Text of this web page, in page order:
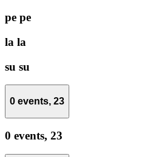
pe pe
la la
su su
0 events, 23
0 events, 23